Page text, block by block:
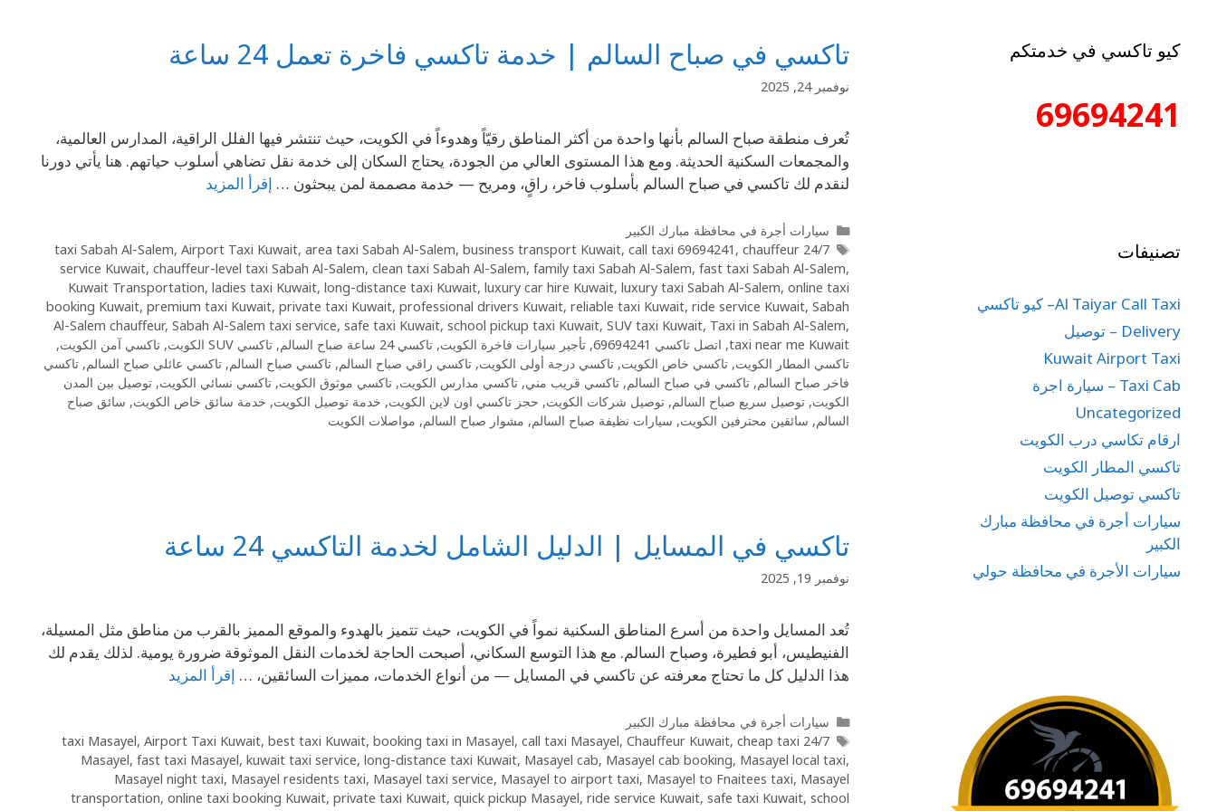
تاكسي في صباح السالم | خدمة تاكسي فاخرة تعمل 24 ساعة
نوفمبر 24, 2025
تُعرف منطقة صباح السالم بأنها واحدة من أكثر المناطق رقيّاً وهدوءاً في الكويت، حيث تنتشر فيها الفلل الراقية، المدارس العالمية،
والمجمعات السكنية الحديثة. ومع هذا المستوى العالي من الجودة، يحتاج السكان إلى خدمة نقل تضاهي أسلوب حياتهم. هنا يأتي دورنا
لنقدم لك تاكسي في صباح السالم بأسلوب فاخر، راقٍ، ومريح — خدمة مصممة لمن يبحثون … إقرأ المزيد
سيارات أجرة في محافظة مبارك الكبير
24/7 taxi Sabah Al-Salem
,Airport Taxi Kuwait,area taxi Sabah Al-Salem,business transport Kuwait,call taxi 69694241 ,chauffeur
service Kuwait, chauffeur-level taxi Sabah Al-Salem, clean taxi Sabah Al-Salem, family taxi Sabah Al-Salem, fast taxi Sabah Al-Salem,
Kuwait Transportation, ladies taxi Kuwait, long-distance taxi Kuwait, luxury car hire Kuwait, luxury taxi Sabah Al-Salem, online taxi
booking Kuwait, premium taxi Kuwait, private taxi Kuwait, professional drivers Kuwait, reliable taxi Kuwait, ride service Kuwait, Sabah
Al-Salem chauffeur, Sabah Al-Salem taxi service, safe taxi Kuwait, school pickup taxi Kuwait, SUV taxi Kuwait, Taxi in Sabah Al-Salem,
taxi near me Kuwait
, اتصل تاكسي 69694241 , تأجير سيارات فاخرة الكويت, تاكسي 24 ساعة صباح السالم , تاكسي SUV الكويت , تاكسي آمن الكويت,
تاكسي المطار الكويت, تاكسي خاص الكويت, تاكسي درجة أولى الكويت, تاكسي راقي صباح السالم, تاكسي صباح السالم, تاكسي عائلي صباح السالم, تاكسي
فاخر صباح السالم, تاكسي في صباح السالم, تاكسي قريب مني, تاكسي مدارس الكويت, تاكسي موثوق الكويت, تاكسي نسائي الكويت, توصيل بين المدن
الكويت, توصيل سريع صباح السالم, توصيل شركات الكويت, حجز تاكسي اون لاين الكويت, خدمة توصيل الكويت, خدمة سائق خاص الكويت, سائق صباح
السالم, سائقين محترفين الكويت, سيارات نظيفة صباح السالم, مشوار صباح السالم, مواصلات الكويت
تاكسي في المسايل | الدليل الشامل لخدمة التاكسي 24 ساعة
نوفمبر 19, 2025
تُعد المسايل واحدة من أسرع المناطق السكنية نمواً في الكويت، حيث تتميز بالهدوء والموقع المميز بالقرب من مناطق مثل المسيلة،
الفنيطيس، أبو فطيرة، وصباح السالم. مع هذا التوسع السكاني، أصبحت الحاجة لخدمات النقل الموثوقة ضرورة يومية. لذلك يقدم لك
هذا الدليل كل ما تحتاج معرفته عن تاكسي في المسايل — من أنواع الخدمات، مميزات السائقين، … إقرأ المزيد
سيارات أجرة في محافظة مبارك الكبير
24/7 taxi Masayel
,Airport Taxi Kuwait,best taxi Kuwait,booking taxi in Masayel,call taxi Masayel,Chauffeur Kuwait,cheap taxi
Masayel, fast taxi Masayel, kuwait taxi service, long-distance taxi Kuwait, Masayel cab, Masayel cab booking, Masayel local taxi,
Masayel night taxi, Masayel residents taxi, Masayel taxi service, Masayel to airport taxi, Masayel to Fnaitees taxi, Masayel
transportation, online taxi booking Kuwait, private taxi Kuwait, quick pickup Masayel, ride service Kuwait, safe taxi Kuwait, school
كيو تاكسي في خدمتكم
69694241
تصنيفات
Al Taiyar Call Taxi– كيو تاكسي
Delivery – توصيل
Kuwait Airport Taxi
Taxi Cab – سيارة اجرة
Uncategorized
ارقام تكاسي درب الكويت
تاكسي المطار الكويت
تاكسي توصيل الكويت
سيارات أجرة في محافظة مبارك
الكبير
سيارات الأجرة في محافظة حولي